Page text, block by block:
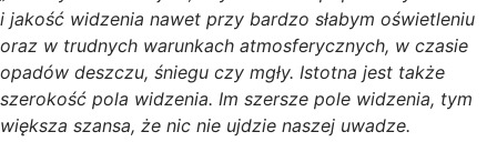
i jakość widzenia nawet przy bardzo słabym oświetleniu
oraz w trudnych warunkach atmosferycznych, w czasie
opadów deszczu, śniegu czy mgły. Istotna jest także
szerokość pola widzenia. Im szersze pole widzenia, tym
większa szansa, że nic nie ujdzie naszej uwadze.